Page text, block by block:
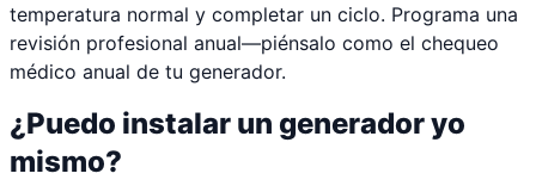
temperatura normal y completar un ciclo. Programa una
revisión profesional anual—piénsalo como el chequeo
médico anual de tu generador.
¿Puedo instalar un generador yo
mismo?